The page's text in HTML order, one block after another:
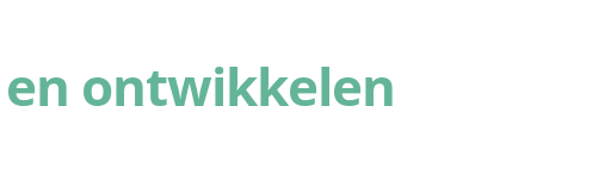
ontwikkelen